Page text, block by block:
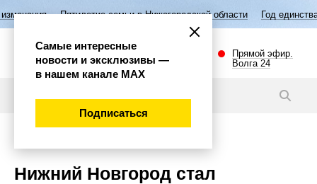
семьи в Нижегородской области Год единства народов России
Прямой эфир.
Волга 24
Нижний Новгород стал
Самые интересные
новости и эксклюзивы —
в нашем канале МАХ
Подписаться